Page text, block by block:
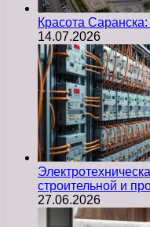
Красота
14.07.2026
строительной и
27.06.2026